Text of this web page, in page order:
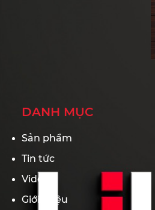
DANH MỤC
Sản phẩm
Tin tức
Videos
Giới thiệu